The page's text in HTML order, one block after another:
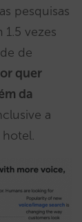
pesquisas
1.5 vezes
de
quer
da
a